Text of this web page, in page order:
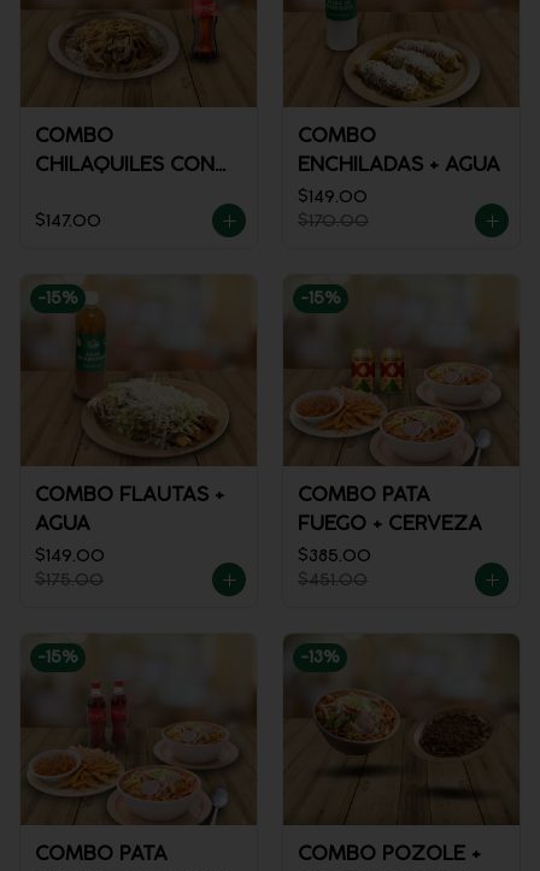
COMBO
CHILAQUILES CON
$147.00
COMBO
ENCHILADAS + AGUA
$149.00
$170.00
-15%
COMBO FLAUTAS +
AGUA
$149.00
$175.00
-15%
COMBO PATA
FUEGO + CERVEZA
$385.00
$451.00
-15%
COMBO PATA
-13%
COMBO POZOLE +